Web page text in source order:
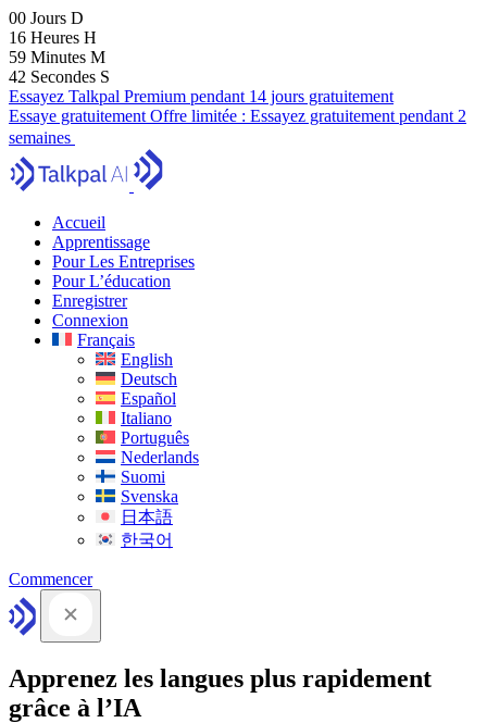
00 Jours D
16 Heures H
59 Minutes M
41 Secondes S
Essayez Talkpal Premium pendant 14 jours gratuitement
Essaye gratuitement Offre limitée : Essayez gratuitement pendant 2
semaines
Accueil
Apprentissage
Pour Les Entreprises
Pour L’éducation
Enregistrer
Connexion
Français
English
Deutsch
Español
Italiano
Português
Nederlands
Suomi
Svenska
日本語
한국어
Commencer
Apprenez les langues plus rapidement
grâce à l’IA